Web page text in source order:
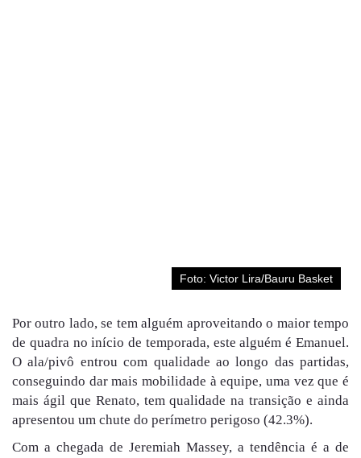
Foto: Victor Lira/Bauru Basket
Por outro lado, se tem alguém aproveitando o maior tempo
de quadra no início de temporada, este alguém é Emanuel.
O ala/pivô entrou com qualidade ao longo das partidas,
conseguindo dar mais mobilidade à equipe, uma vez que é
mais ágil que Renato, tem qualidade na transição e ainda
apresentou um chute do perímetro perigoso (42.3%).
Com a chegada de Jeremiah Massey, a tendência é a de